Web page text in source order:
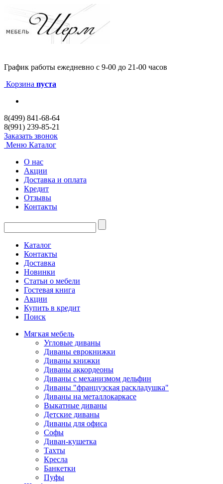
График работы ежедневно с 9-00 до 21-00 часов
Корзина пуста
8(499) 841-68-64
8(991) 239-85-21
Заказать звонок
Меню Каталог
О нас
Акции
Доставка и оплата
Кредит
Отзывы
Контакты
Каталог
Контакты
Доставка
Новинки
Статьи о мебели
Гостевая книга
Акции
Купить в кредит
Поиск
Мягкая мебель
Угловые диваны
Диваны еврокнижки
Диваны книжки
Диваны аккордеоны
Диваны с механизмом дельфин
Диваны "французская раскладушка"
Диваны на металлокаркасе
Выкатные диваны
Детские диваны
Диваны для офиса
Софы
Диван-кушетка
Тахты
Кресла
Банкетки
Пуфы